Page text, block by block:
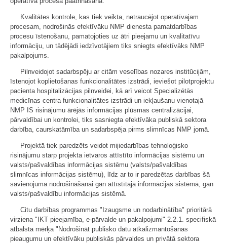
Kvalitātes kontrole, kas tiek veikta, netraucējot operatīvajam
procesam, nodrošinās efektīvāku NMP dienesta pamatdarbības
procesu īstenošanu, pamatojoties uz ātri pieejamu un kvalitatīvu
informāciju, un tādējādi iedzīvotājiem tiks sniegts efektīvāks NMP
pakalpojums.
Pilnveidojot sadarbspēju ar citām veselības nozares institūcijām,
īstenojot koplietošanas funkcionalitātes izstrādi, ieviešot pilotprojektu
pacienta hospitalizācijas pilnveidei, kā arī veicot Specializētās
medicīnas centra funkcionalitātes izstrādi un iekļaušanu vienotajā
NMP IS risinājumu ārējās informācijas plūsmas centralizācijai,
pārvaldībai un kontrolei, tiks sasniegta efektīvāka publiskā sektora
darbība, caurskatāmība un sadarbspēja pirms slimnīcas NMP jomā.
Projektā tiek paredzēts veidot mijiedarbības tehnoloģisko
risinājumu starp projekta ietvaros attīstīto informācijas sistēmu un
valsts/pašvaldības informācijas sistēmu (valsts/pašvaldības
slimnīcas informācijas sistēmu), līdz ar to ir paredzētas darbības šā
savienojuma nodrošināšanai gan attīstītajā informācijas sistēmā, gan
valsts/pašvaldību informācijas sistēmā.
Citu darbības programmas "Izaugsme un nodarbinātība" prioritārā
virziena "IKT pieejamība, e-pārvalde un pakalpojumi" 2.2.1. specifiskā
atbalsta mērķa "Nodrošināt publisko datu atkalizmantošanas
pieaugumu un efektīvāku publiskās pārvaldes un privātā sektora